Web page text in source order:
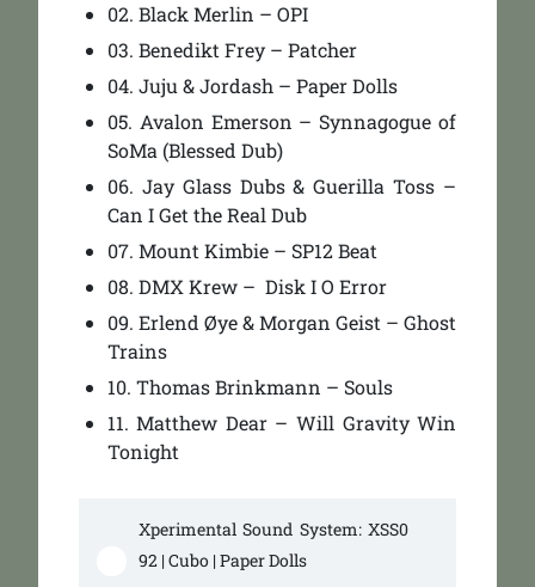
02. Black Merlin – OPI
03. Benedikt Frey – Patcher
04. Juju & Jordash – Paper Dolls
05. Avalon Emerson – Synnagogue of
SoMa (Blessed Dub)
06. Jay Glass Dubs & Guerilla Toss –
Can I Get the Real Dub
07. Mount Kimbie – SP12 Beat
08. DMX Krew – Disk I O Error
09. Erlend Øye & Morgan Geist – Ghost
Trains
10. Thomas Brinkmann – Souls
11. Matthew Dear – Will Gravity Win
Tonight
Xperimental Sound System: XSS0
92 | Cubo | Paper Dolls